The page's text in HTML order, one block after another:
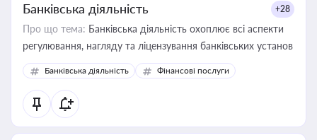
Банківська діяльність +28
Про що тема: Банківська діяльність охоплює всі аспекти
регулювання, нагляду та ліцензування банківських установ
Банківська діяльність Фінансові послуги